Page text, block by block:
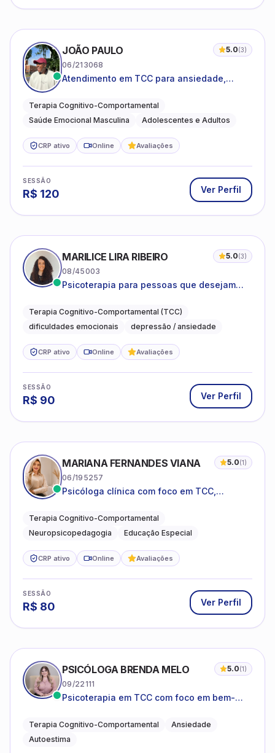
JOÃO PAULO 5.0(3)
06/213068
Atendimento em TCC para ansiedade,
emocional
Terapia Cognitivo-Comportamental
Saúde Emocional Masculina
Adolescentes e Adultos
CRP ativo Online Avaliações
SESSÃO
R$ 120 Ver Perfil
MARILICE LIRA RIBEIRO 5.0(3)
08/45003
Psicoterapia para pessoas que desejam
dificuldades do dia a dia
Terapia Cognitivo-Comportamental (TCC)
dificuldades emocionais
depressão / ansiedade
CRP ativo Online Avaliações
SESSÃO
R$ 90 Ver Perfil
MARIANA FERNANDES VIANA 5.0(1)
06/195257
Psicóloga clínica com foco em TCC,
do neurodesenvolvimento.
Terapia Cognitivo-Comportamental
Neuropsicopedagogia
Educação Especial
CRP ativo Online Avaliações
SESSÃO
R$ 80 Ver Perfil
PSICÓLOGA BRENDA MELO 5.0(1)
09/22111
Psicoterapia em TCC com foco em bem-
o cotidiano
Terapia Cognitivo-Comportamental
Ansiedade
Autoestima